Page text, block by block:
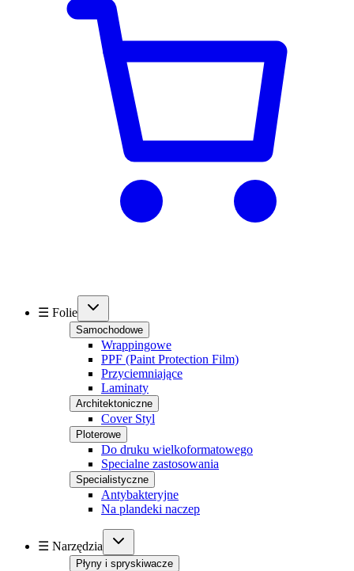
☰ Folie
Samochodowe
Wrappingowe
PPF (Paint Protection Film)
Przyciemniające
Laminaty
Architektoniczne
Cover Styl
Ploterowe
Do druku wielkoformatowego
Specialne zastosowania
Specialistyczne
Antybakteryjne
Na plandeki naczep
☰ Narzędzia
Płyny i spryskiwacze